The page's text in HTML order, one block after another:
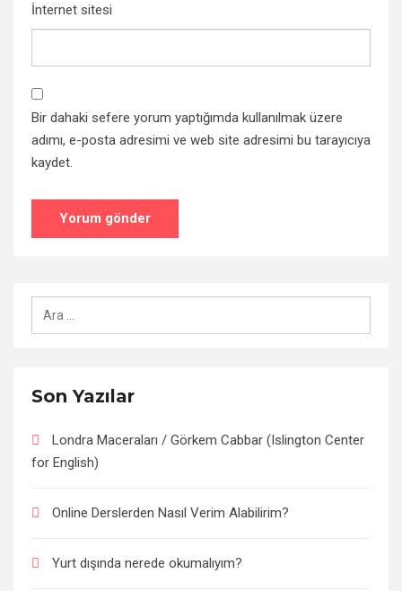
İnternet sitesi
Bir dahaki sefere yorum yaptığımda kullanılmak üzere
adımı, e-posta adresimi ve web site adresimi bu tarayıcıya
kaydet.
Son Yazılar
Londra Maceraları / Görkem Cabbar (Islington Center
for English)
Online Derslerden Nasıl Verim Alabilirim?
Yurt dışında nerede okumalıyım?